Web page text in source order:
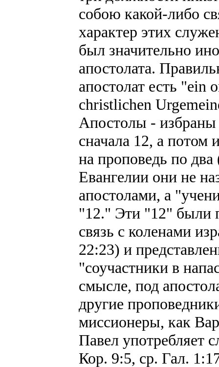
собою какой-либо
характер этих
был значительно
апостолата.
апостолат есть "ein
christlichen
Апостолы -
сначала 12, а
на проповедь по
Евангелии они не
апостолами, а
"12." Эти "12" были
связь с коленами
22:23) и
"соучастники в
смысле, под
другие
миссионеры, как
Павел употребляет
Кор. 9:5, ср. Гал.